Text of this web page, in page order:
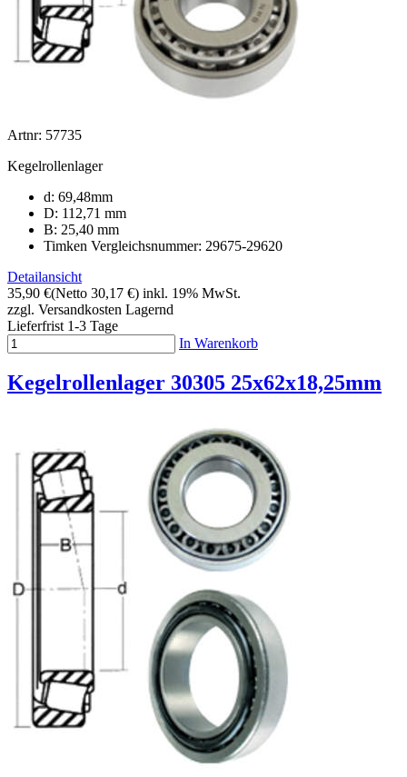
Artnr: 57735
Kegelrollenlager
d: 69,48mm
D: 112,71 mm
B: 25,40 mm
Timken Vergleichsnummer: 29675-29620
Detailansicht
35,90 €(Netto 30,17 €) inkl. 19% MwSt.
zzgl. Versandkosten Lagernd
Lieferfrist 1-3 Tage
In Warenkorb
Kegelrollenlager 30305 25x62x18,25mm